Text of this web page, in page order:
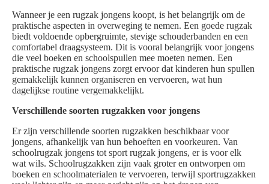
Wanneer je een rugzak jongens koopt, is het belangrijk om de
praktische aspecten in overweging te nemen. Een goede rugzak
biedt voldoende opbergruimte, stevige schouderbanden en een
comfortabel draagsysteem. Dit is vooral belangrijk voor jongens
die veel boeken en schoolspullen mee moeten nemen. Een
praktische rugzak jongens zorgt ervoor dat kinderen hun spullen
gemakkelijk kunnen organiseren en vervoeren, wat hun
dagelijkse routine vergemakkelijkt.
Verschillende soorten rugzakken voor jongens
Er zijn verschillende soorten rugzakken beschikbaar voor
jongens, afhankelijk van hun behoeften en voorkeuren. Van
schoolrugzak jongens tot sport rugzak jongens, er is voor elk
wat wils. Schoolrugzakken zijn vaak groter en ontworpen om
boeken en schoolmaterialen te vervoeren, terwijl sportrugzakken